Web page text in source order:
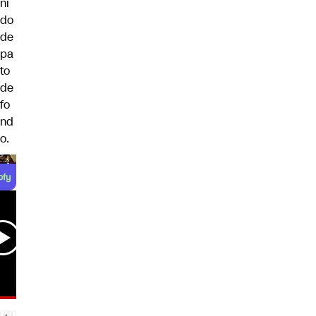
do
de
pa
to
de
fo
nd
o.